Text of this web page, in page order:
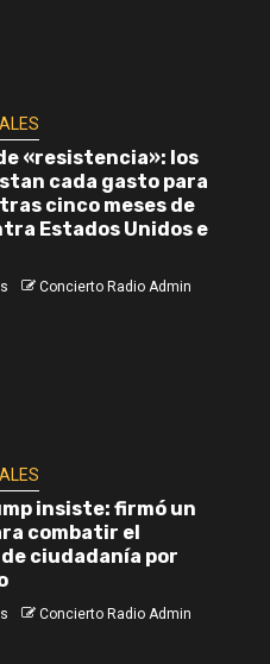
«resistencia»: los
cada gasto para
cinco meses de
Estados Unidos e
Concierto Radio Admin
insiste: firmó un
combatir el
ciudadanía por
Concierto Radio Admin